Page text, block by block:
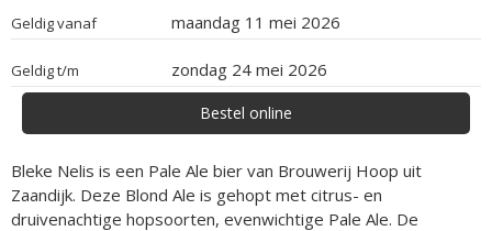
Geldig vanaf maandag 11 mei 2026
Geldig t/m zondag 24 mei 2026
Bestel online
Bleke Nelis is een Pale Ale bier van Brouwerij Hoop uit
Zaandijk. Deze Blond Ale is gehopt met citrus- en
druivenachtige hopsoorten, evenwichtige Pale Ale. De